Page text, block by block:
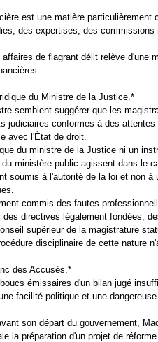
est une matière
des expertises, des commissions
de flagrant délit relève d'une
du Ministre de la Justice.*
semblent suggérer que les
judiciaires conformes à des attentes
avec l'État de droit.
du ministre de la Justice ni un
ministère public agissent dans le
soumis à l'autorité de la loi et non à
commis des fautes
directives légalement fondées,
supérieur de la magistrature
disciplinaire de cette nature
des Accusés.*
émissaires d'un bilan jugé
facilité politique et une
son départ du gouvernement,
la préparation d'un projet de